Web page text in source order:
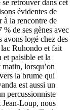
retrouver dans cet
évidentes de
à la rencontre de
de ses gènes avec
avons logé chez des
Ruhondo et fait
et paisible et la
lorsqu’on
la brume qui
est aussi un
percussionniste
Jean-Loup, nous